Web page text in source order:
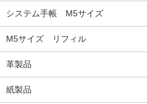
システム手帳 M5サイズ
M5サイズ リフィル
革製品
紙製品